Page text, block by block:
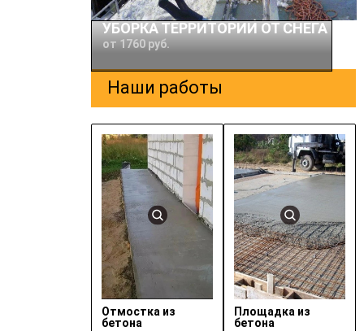
УБОРКА ТЕРРИТОРИИ ОТ СНЕГА
от 1760 руб.
Наши работы
Отмостка из
бетона
Площадка из
бетона